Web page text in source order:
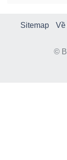
Sitemap Về
©